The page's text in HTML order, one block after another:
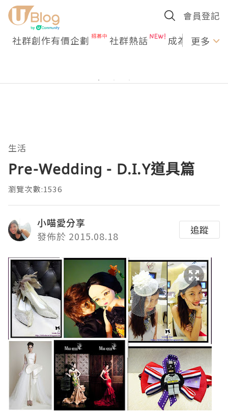
會員登記
社群創作有價企劃 社群熱話 成為U更多
生活
Pre-Wedding - D.I.Y道具篇
瀏覽次數:1536
小喵愛分享
發佈於 2015.08.18
追蹤